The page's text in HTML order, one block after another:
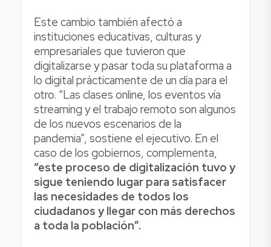
Este cambio también afectó a
instituciones educativas, culturas y
empresariales que tuvieron que
digitalizarse y pasar toda su plataforma a
lo digital prácticamente de un día para el
otro. “Las clases online, los eventos vía
streaming y el trabajo remoto son algunos
de los nuevos escenarios de la
pandemia”, sostiene el ejecutivo. En el
caso de los gobiernos, complementa,
“este proceso de digitalización tuvo y
sigue teniendo lugar para satisfacer
las necesidades de todos los
ciudadanos y llegar con más derechos
a toda la población”.